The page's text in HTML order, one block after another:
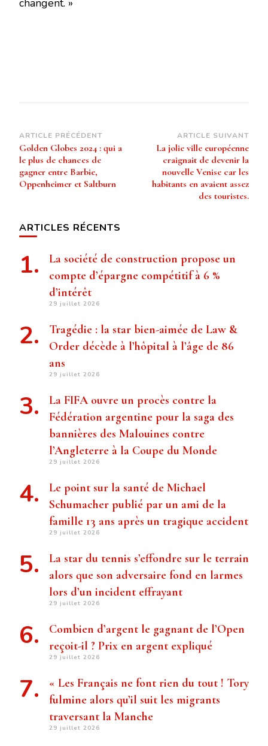
changent. »
Navigation
d’article
ARTICLE PRÉCÉDENT
Golden Globes 2024 : qui a
le plus de chances de
gagner entre Barbie,
Oppenheimer et Saltburn
ARTICLE SUIVANT
La jolie ville européenne
craignait de devenir la
nouvelle Venise car les
habitants en avaient assez
des touristes.
ARTICLES RÉCENTS
La société de construction propose un
compte d’épargne compétitif à 6 %
d’intérêt
29 juillet 2026
Tragédie : la star bien-aimée de Law &
Order décède à l’hôpital à l’âge de 86
ans
29 juillet 2026
La FIFA ouvre un procès contre la
Fédération argentine pour la saga des
bannières des Malouines contre
l’Angleterre à la Coupe du Monde
29 juillet 2026
Le point sur la santé de Michael
Schumacher publié par un ami de la
famille 13 ans après un tragique accident
29 juillet 2026
La star du tennis s’effondre sur le terrain
alors que son adversaire fond en larmes
lors d’un incident effrayant
29 juillet 2026
Combien d’argent le gagnant de l’Open
reçoit-il ? Prix ​​en argent expliqué
29 juillet 2026
« Les Français ne font rien du tout ! Tory
fulmine alors qu’il suit les migrants
traversant la Manche
29 juillet 2026